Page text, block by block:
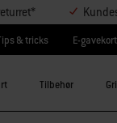
& tricks E-gavekort
Tilbehør